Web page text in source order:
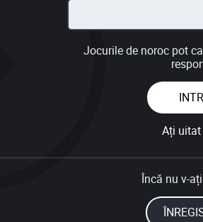
Jocurile de noroc pot
Ați
Încă nu v-